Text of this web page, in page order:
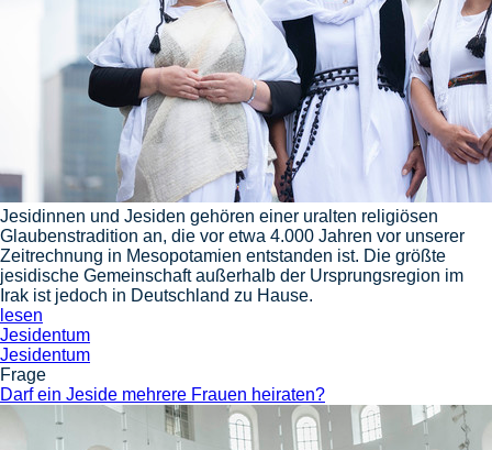
Jesidinnen und Jesiden gehören einer uralten religiösen
Glaubenstradition an, die vor etwa 4.000 Jahren vor unserer
Zeitrechnung in Mesopotamien entstanden ist. Die größte
jesidische Gemeinschaft außerhalb der Ursprungsregion im
Irak ist jedoch in Deutschland zu Hause.
lesen
Jesidentum
Jesidentum
Frage
Darf ein Jeside mehrere Frauen heiraten?